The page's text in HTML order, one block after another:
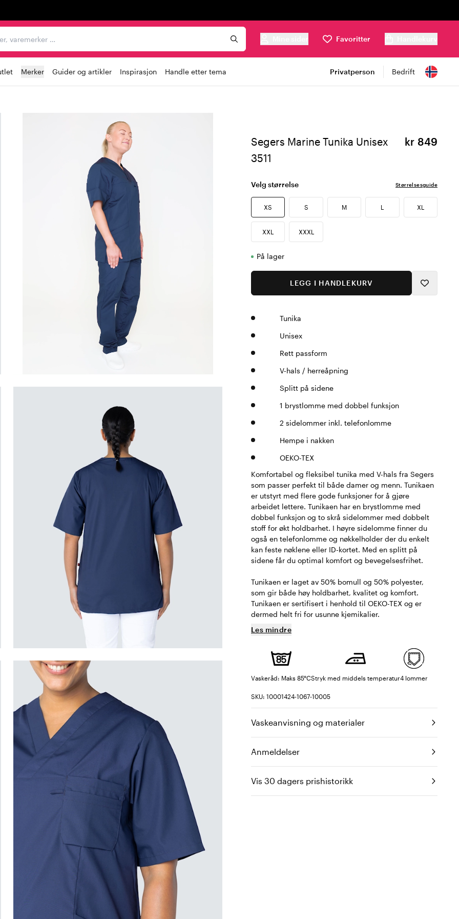
Favoritter
Merker Guider og artikler Inspirasjon Handle etter tema Privatperson Bedrift
Segers Marine Tunika Unisex
3511
kr 849
Velg størrelse Størrelsesguide
XS S M L XL
XXL XXXL
På lager
LEGG I HANDLEKURV
Tunika
Unisex
Rett passform
V-hals / herreåpning
Splitt på sidene
1 brystlomme med dobbel funksjon
2 sidelommer inkl. telefonlomme
Hempe i nakken
OEKO-TEX
Komfortabel og fleksibel tunika med V-hals fra Segers
som passer perfekt til både damer og menn. Tunikaen
er utstyrt med flere gode funksjoner for å gjøre
arbeidet lettere. Tunikaen har en brystlomme med
dobbel funksjon og to skrå sidelommer med dobbelt
stoff for økt holdbarhet. I høyre sidelomme finner du
også en telefonlomme og nøkkelholder der du enkelt
kan feste nøklene eller ID-kortet. Med en splitt på
sidene får du optimal komfort og bevegelsesfrihet.
Tunikaen er laget av 50% bomull og 50% polyester,
som gir både høy holdbarhet, kvalitet og komfort.
Tunikaen er sertifisert i henhold til OEKO-TEX og er
dermed helt fri for usunne kjemikalier.
Les mindre
Vaskeråd: Maks 85°CStryk med middels temperatur4 lommer
SKU: 10001424-1067-10005
Vaskeanvisning og materialer
Anmeldelser
Vis 30 dagers prishistorikk